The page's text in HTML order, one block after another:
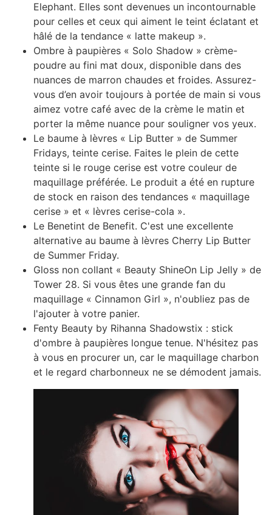
Elephant. Elles sont devenues un incontournable
pour celles et ceux qui aiment le teint éclatant et
hâlé de la tendance « latte makeup ».
Ombre à paupières « Solo Shadow » crème-
poudre au fini mat doux, disponible dans des
nuances de marron chaudes et froides. Assurez-
vous d’en avoir toujours à portée de main si vous
aimez votre café avec de la crème le matin et
porter la même nuance pour souligner vos yeux.
Le baume à lèvres « Lip Butter » de Summer
Fridays, teinte cerise. Faites le plein de cette
teinte si le rouge cerise est votre couleur de
maquillage préférée. Le produit a été en rupture
de stock en raison des tendances « maquillage
cerise » et « lèvres cerise-cola ».
Le Benetint de Benefit. C'est une excellente
alternative au baume à lèvres Cherry Lip Butter
de Summer Friday.
Gloss non collant « Beauty ShineOn Lip Jelly » de
Tower 28. Si vous êtes une grande fan du
maquillage « Cinnamon Girl », n'oubliez pas de
l'ajouter à votre panier.
Fenty Beauty by Rihanna Shadowstix : stick
d'ombre à paupières longue tenue. N'hésitez pas
à vous en procurer un, car le maquillage charbon
et le regard charbonneux ne se démodent jamais.